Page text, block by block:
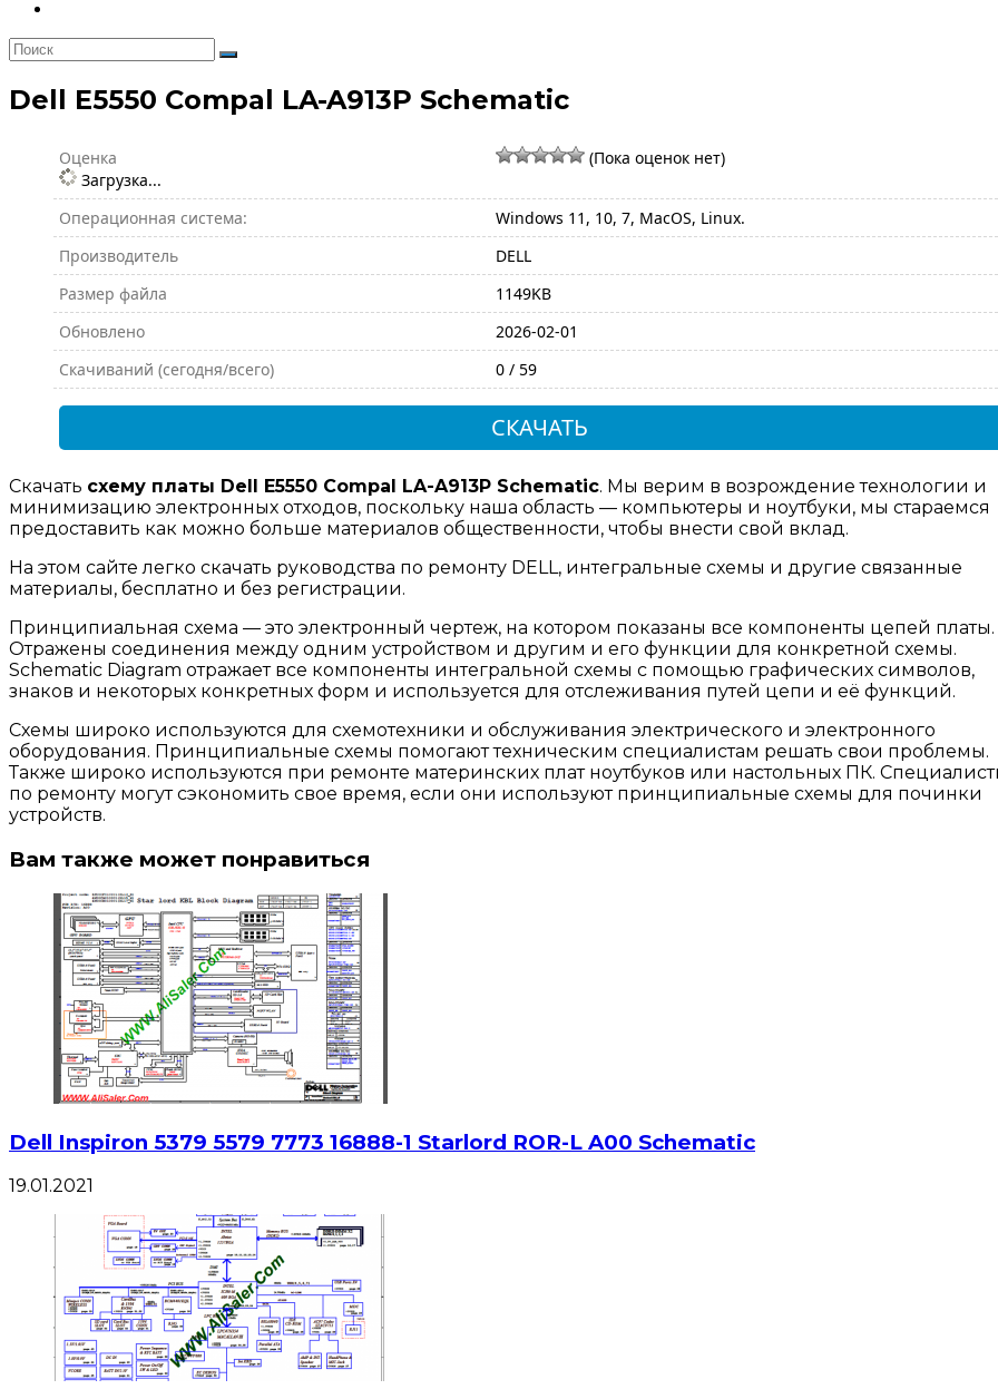
Dell E5550 Compal LA-A913P Schematic
Оценка
(Пока оценок нет)
Загрузка...
Операционная система:
Windows 11, 10, 7, MacOS, Linux.
Производитель
DELL
Размер файла
1149KB
Обновлено
2026-02-01
Скачиваний (сегодня/всего)
0 / 59
СКАЧАТЬ
Скачать схему платы Dell E5550 Compal LA-A913P Schematic. Мы верим в возрождение технологии и
минимизацию электронных отходов, поскольку наша область — компьютеры и ноутбуки, мы стараемся
предоставить как можно больше материалов общественности, чтобы внести свой вклад.
На этом сайте легко скачать руководства по ремонту DELL, интегральные схемы и другие связанные
материалы, бесплатно и без регистрации.
Принципиальная схема — это электронный чертеж, на котором показаны все компоненты цепей платы.
Отражены соединения между одним устройством и другим и его функции для конкретной схемы.
Schematic Diagram отражает все компоненты интегральной схемы с помощью графических символов,
знаков и некоторых конкретных форм и используется для отслеживания путей цепи и её функций.
Cхемы широко используются для схемотехники и обслуживания электрического и электронного
оборудования. Принципиальные схемы помогают техническим специалистам решать свои проблемы.
Также широко используются при ремонте материнских плат ноутбуков или настольных ПК.
по ремонту могут сэкономить свое время, если они используют принципиальные схемы для починки
устройств.
Вам также может понравиться
Dell Inspiron 5379 5579 7773 16888-1 Starlord ROR-L A00 Schematic
19.01.2021